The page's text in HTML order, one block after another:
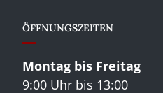
ÖFFNUNGSZEITEN
Montag bis Freitag
9:00 Uhr bis 13:00